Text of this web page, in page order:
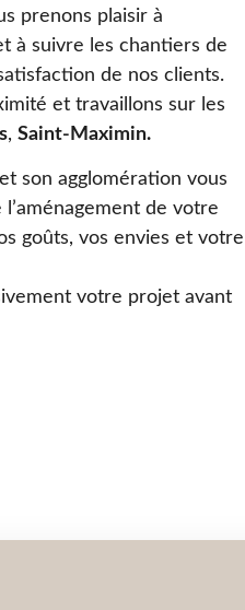
prenons plaisir à
à suivre les chantiers de
de nos clients.
et travaillons sur les
, Saint-Maximin.
son agglomération vous
de votre
goûts, vos envies et votre
votre projet avant